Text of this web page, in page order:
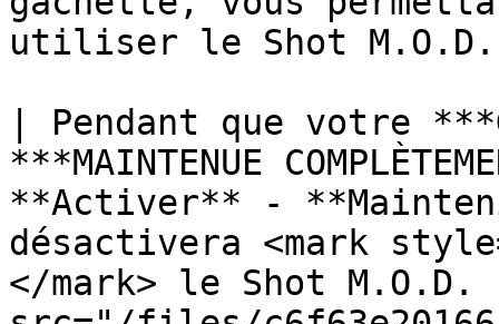
utiliser le Shot
| Pendant que votre
***MAINTENUE
**Activer** -
désactivera <mark
</mark> le Shot